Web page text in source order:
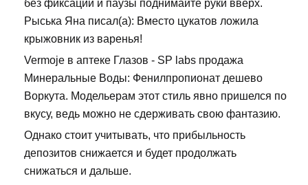
без фиксации и паузы поднимайте руки вверх.
Рыська Яна писал(а): Вместо цукатов ложила
крыжовник из варенья!
Vermoje в аптеке Глазов - SP labs продажа
Минеральные Воды: Фенилпропионат дешево
Воркута. Модельерам этот стиль явно пришелся по
вкусу, ведь можно не сдерживать свою фантазию.
Однако стоит учитывать, что прибыльность
депозитов снижается и будет продолжать
снижаться и дальше.